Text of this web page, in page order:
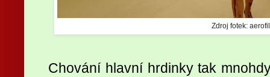
Zdroj fotek:
Chování hlavní hrdinky tak